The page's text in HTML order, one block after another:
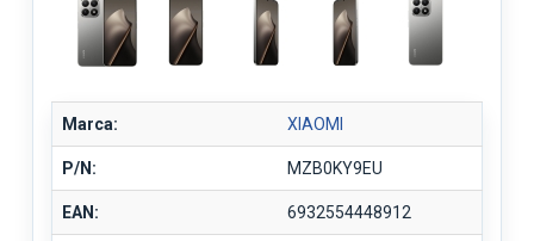
Marca: XIAOMI
P/N: MZB0KY9EU
EAN: 6932554448912